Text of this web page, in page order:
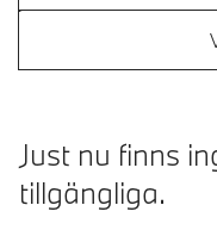
Just nu finns
tillgängliga.